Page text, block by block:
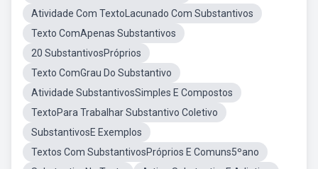
Atividade Com TextoLacunado Com Substantivos
Texto ComApenas Substantivos
20 SubstantivosPróprios
Texto ComGrau Do Substantivo
Atividade SubstantivosSimples E Compostos
TextoPara Trabalhar Substantivo Coletivo
SubstantivosE Exemplos
Textos Com SubstantivosPróprios E Comuns5ºano